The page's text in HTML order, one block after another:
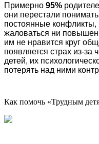
Примерно 95%
они перестали
постоянные конфликты,
жаловаться ни
им не нравится круг
появляется страх из-за
детей, их
потерять над ними
Как помочь «Трудным